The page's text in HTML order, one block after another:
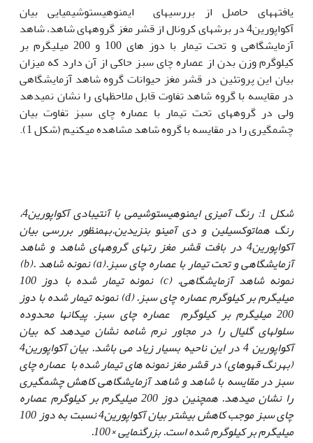
یافته‏های حاصل از بررسی‏های ایمنوهیستوشیمیایی بیان
آکواپورین4 در برش‏های کرونال از قشر مغز گروه‏های شاهد، شاهد
آزمایشگاهی و تحت تیمار با دوز های 100 و 200 میلی‏گرم بر
کیلوگرم وزن بدن از عصاره چای سبز حاکی از آن دارد که میزان
بیان این پروتئین در قشر مغز حیوانات گروه شاهد آزمایشگاهی
در مقایسه با گروه شاهد تفاوت قابل ملاحظه‏ای را نشان نمی‏دهد
ولی در گروه‏های تحت تیمار با عصاره چای سبز تفاوت بیان
چشمگیری را در مقایسه با گروه شاهد مشاهده می‏کنیم (شکل 1).
شکل 1: رنگ آمیزی ایمنوهیستوشیمی با آنتی‏بادی آکواپورین4،
رنگ هماتوکسیلین و دی آمینو بنزیدین.به‏منظور بررسی بیان
آکواپورین4 در بافت قشر مغز رت‏های گروه‏های شاهد و شاهد
آزمایشگاهی و تحت تیمار با عصاره چای سبز.(a) نمونه شاهد .(b)
نمونه شاهد آزمایشگاهی.(c)
نمونه تیمار شده با دوز 100
میلی‏گرم بر کیلوگرم عصاره چای سبز.(d) نمونه تیمار شده با دوز
200 میلی‏گرم بر کیلوگرم عصاره چای سبز. پیکان‏ها محدوده
سلول‏های گلیال را در مجاور نرم شامه نشان می‏دهد که بیان
آکواپورین 4 در این ناحیه بسیار زیاد می باشد. بیان آکواپورین4
(به‏رنگ قهوه‏ای) در قشر مغز نمونه های تیمار شده با عصاره چای
سبز در مقایسه با شاهد و شاهد آزمایشگاهی کاهش چشمگیری
را نشان می‏دهد. همچنین دوز 200 میلی‏گرم بر کیلوگرم عصاره
چای سبز موجب کاهش بیشتر بیان آکواپورین4 نسبت به دوز 100
میلی‏گرم بر کیلوگرم شده است. بزرگنمایی ×100.